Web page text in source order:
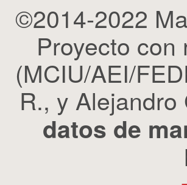
©2014-2022
Proyecto
(MCIU/AEI/
R., y
datos de